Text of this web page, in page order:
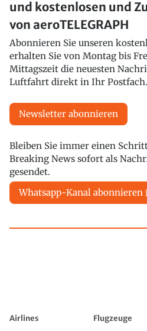
und kostenlosen und
von aeroTELEGRAPH
Abonnieren Sie unseren
erhalten Sie von Montag bis
Mittagszeit die neuesten
Luftfahrt direkt in Ihr
Newsletter abonnieren
Bleiben Sie immer einen
Breaking News sofort als
gesendet.
Whatsapp-Kanal abonnieren
Airlines Flugzeuge